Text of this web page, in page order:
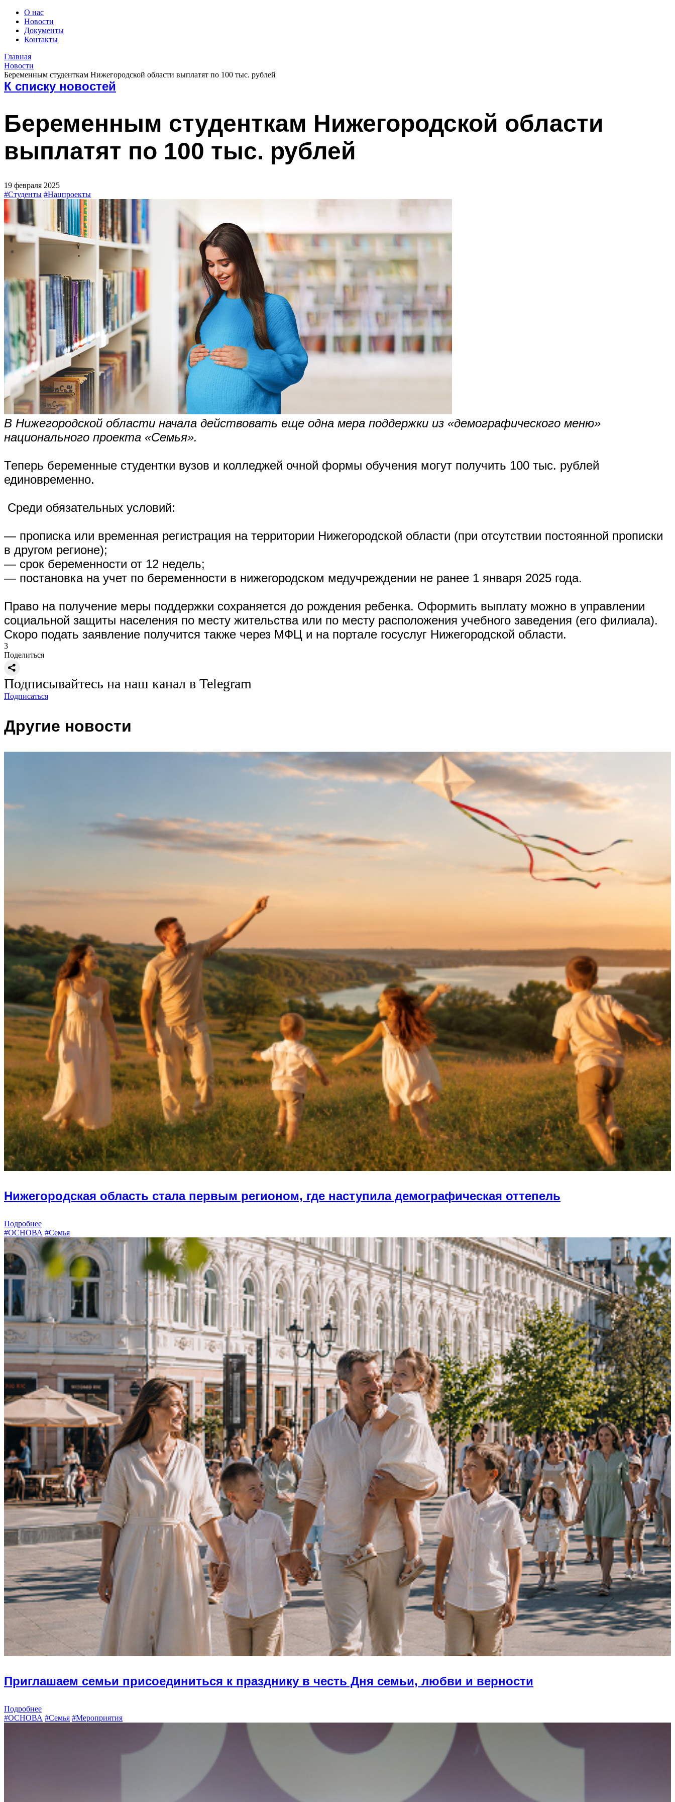
О нас
Новости
Документы
Контакты
Главная
Новости
Беременным студенткам Нижегородской области выплатят по 100 тыс. рублей
К списку новостей
Беременным студенткам Нижегородской области
выплатят по 100 тыс. рублей
19 февраля 2025
#Студенты #Нацпроекты
В Нижегородской области начала действовать еще одна мера поддержки из «демографического меню»
национального проекта «Семья».
Теперь беременные студентки вузов и колледжей очной формы обучения могут получить 100 тыс. рублей
единовременно.
Среди обязательных условий:
— прописка или временная регистрация на территории Нижегородской области (при отсутствии постоянной прописки
в другом регионе);
— срок беременности от 12 недель;
— постановка на учет по беременности в нижегородском медучреждении не ранее 1 января 2025 года.
Право на получение меры поддержки сохраняется до рождения ребенка. Оформить выплату можно в управлении
социальной защиты населения по месту жительства или по месту расположения учебного заведения (его филиала).
Скоро подать заявление получится также через МФЦ и на портале госуслуг Нижегородской области.
3
Поделиться
Подписывайтесь на наш канал в Telegram
Подписаться
Другие новости
Нижегородская область стала первым регионом, где наступила демографическая оттепель
Подробнее
#ОСНОВА #Семья
Приглашаем семьи присоединиться к празднику в честь Дня семьи, любви и верности
Подробнее
#ОСНОВА #Семья #Мероприятия